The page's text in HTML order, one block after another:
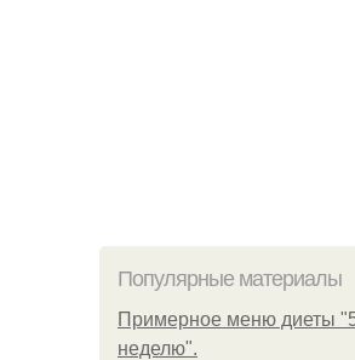
Популярные материалы
Примерное меню диеты "5
неделю".